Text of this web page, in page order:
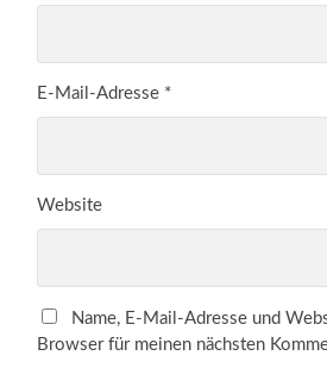
E-Mail-Adresse *
Website
Name, E-Mail-Adresse und
Browser für meinen nächsten